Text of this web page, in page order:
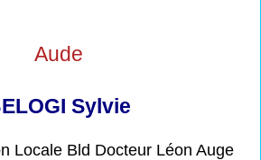
Aude
Sylvie
Locale Bld Docteur Léon Auge